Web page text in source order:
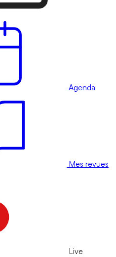
Agenda
Mes revues
Live